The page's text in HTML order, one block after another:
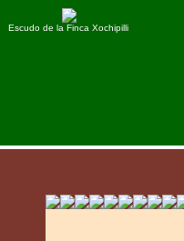
Escudo de la Finca Xochipilli